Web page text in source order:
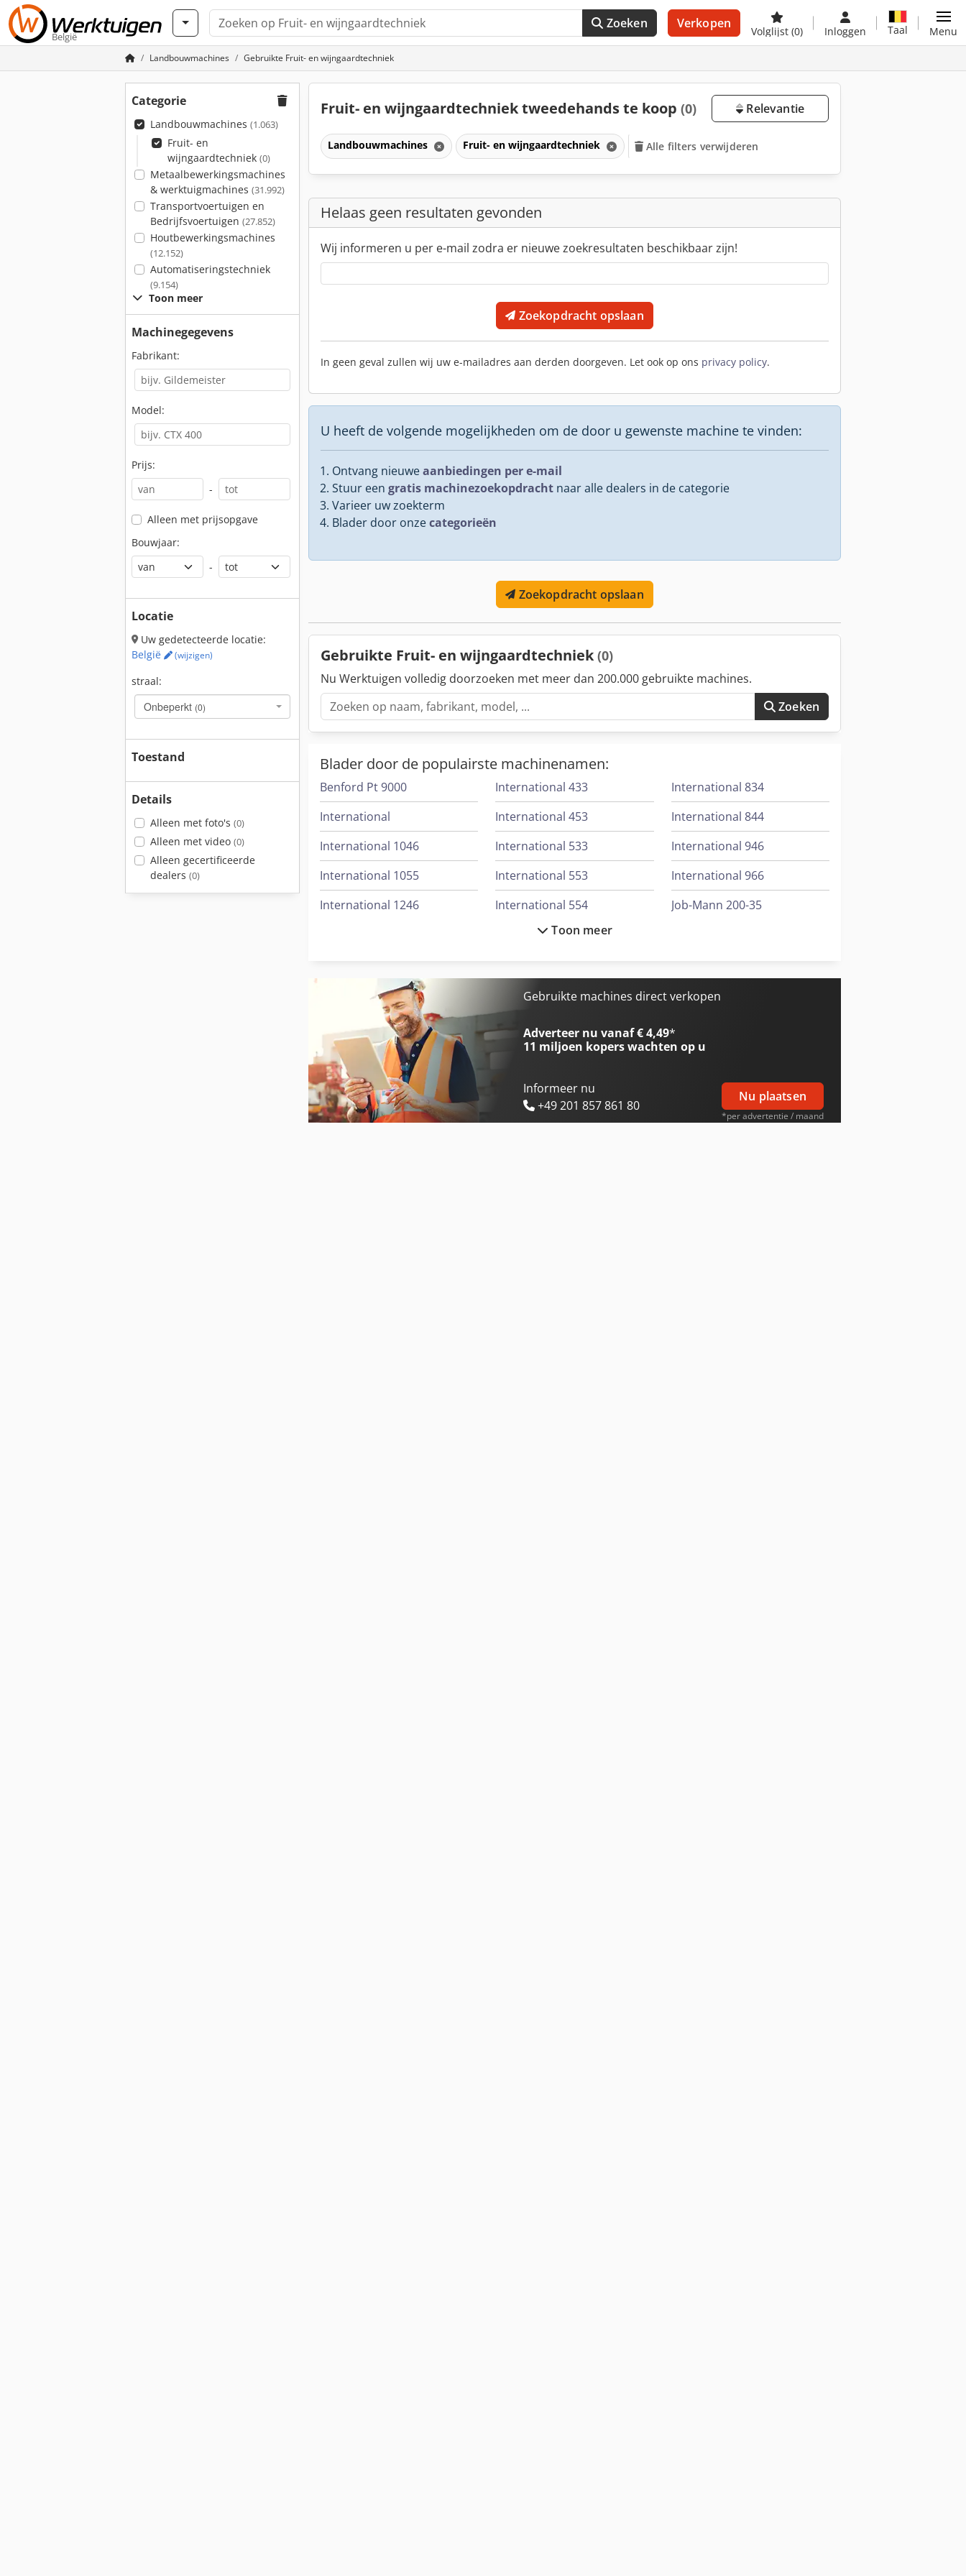
België
Zoeken Verkopen
Volglijst (0) Inloggen Taal Menu
Landbouwmachines Gebruikte Fruit- en wijngaardtechniek
Categorie
Landbouwmachines (1.063)
Fruit- en
wijngaardtechniek (0)
Metaalbewerkingsmachines
& werktuigmachines (31.992)
Transportvoertuigen en
Bedrijfsvoertuigen (27.852)
Houtbewerkingsmachines
(12.152)
Automatiseringstechniek
(9.154)
Toon meer
Machinegegevens
Fabrikant:
Model:
Prijs:
-
Alleen met prijsopgave
Bouwjaar:
-
Locatie
Uw gedetecteerde locatie:
België
(wijzigen)
straal:
Onbeperkt (0)
Toestand
Details
Alleen met foto's (0)
Alleen met video (0)
Alleen gecertificeerde
dealers (0)
Fruit- en wijngaardtechniek tweedehands te koop (0) Relevantie
Landbouwmachines Fruit- en wijngaardtechniek Alle filters verwijderen
Helaas geen resultaten gevonden
Wij informeren u per e-mail zodra er nieuwe zoekresultaten beschikbaar zijn!
Zoekopdracht opslaan
In geen geval zullen wij uw e-mailadres aan derden doorgeven. Let ook op ons privacy policy.
U heeft de volgende mogelijkheden om de door u gewenste machine te vinden:
Ontvang nieuweaanbiedingen per e-mail
Stuur een gratis machinezoekopdracht naar alle dealers in de categorie
Varieer uw zoekterm
Blader door onzecategorieën
Zoekopdracht opslaan
Gebruikte Fruit- en wijngaardtechniek (0)
Nu Werktuigen volledig doorzoeken met meer dan 200.000 gebruikte machines.
Zoeken
Blader door de populairste machinenamen:
Benford Pt 9000
International
International 1046
International 1055
International 1246
International 3288
International 3688
International 433
International 453
International 533
International 553
International 554
International 644
International 824
International 834
International 844
International 946
International 966
Job-Mann 200-35
Toon meer
Gebruikte machines direct verkopen
Adverteer nu vanaf € 4,49*
11 miljoen koperswachten op u
Informeer nu
+49 201 857 861 80
Nu plaatsen
*per advertentie / maand